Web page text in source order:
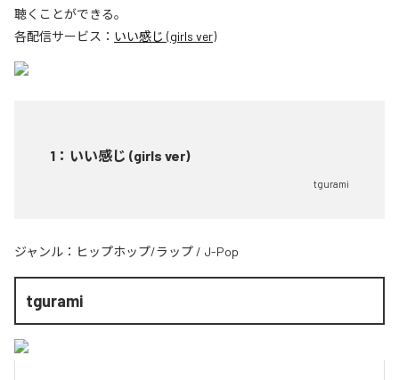
聴くことができる。
各配信サービス： いい感じ (girls ver)
1 ： いい感じ (girls ver)
tgurami
ジャンル： ヒップホップ/ラップ / J-Pop
tgurami